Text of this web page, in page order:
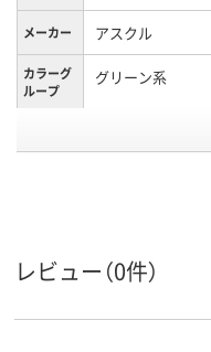
メーカー アスクル
カラーグ
ループ
グリーン系
20
レビュー（0件）